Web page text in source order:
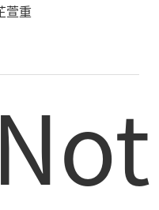
萱重